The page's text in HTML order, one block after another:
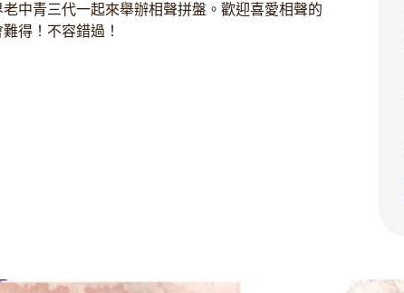
中青三代一起來舉辦相聲拼盤。歡迎喜愛相聲的
得！不容錯過！